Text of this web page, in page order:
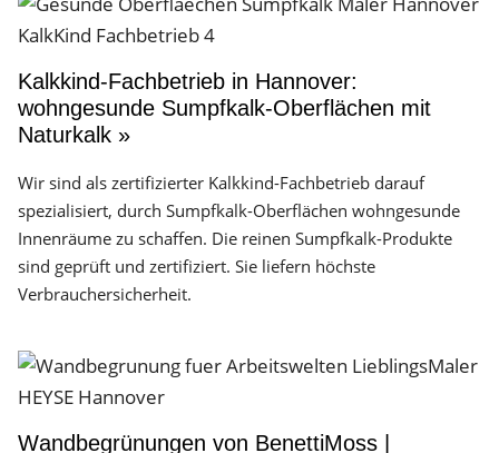
Kalkkind-Fachbetrieb in Hannover:
wohngesunde Sumpfkalk-Oberflächen mit
Naturkalk »
Wir sind als zertifizierter Kalkkind-Fachbetrieb darauf
spezialisiert, durch Sumpfkalk-Oberflächen wohngesunde
Innenräume zu schaffen. Die reinen Sumpfkalk-Produkte
sind geprüft und zertifiziert. Sie liefern höchste
Verbrauchersicherheit.
Wandbegrünungen von BenettiMoss |